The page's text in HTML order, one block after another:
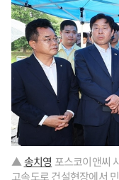
▲송치영 포스코이앤씨
고속도로 건설현장에서